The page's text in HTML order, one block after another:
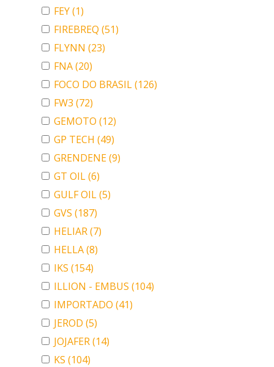
FEY(1)
FIREBREQ (51)
FLYNN (23)
FNA(20)
FOCO DO BRASIL(126)
FW3 (72)
GEMOTO (12)
GP TECH (49)
GRENDENE(9)
GT OIL(6)
GULF OIL(5)
GVS (187)
HELIAR(7)
HELLA(8)
IKS (154)
ILLION - EMBUS (104)
IMPORTADO (41)
JEROD (5)
JOJAFER(14)
KS (104)